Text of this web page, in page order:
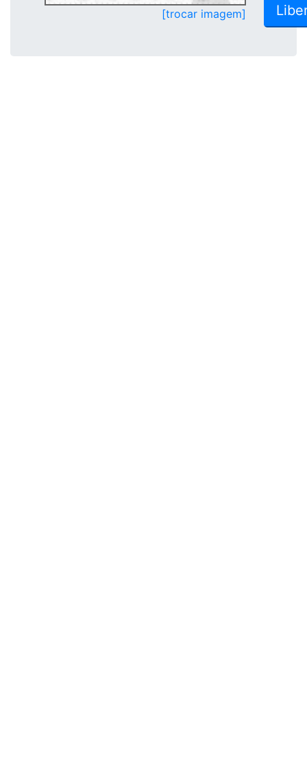
[trocar imagem]